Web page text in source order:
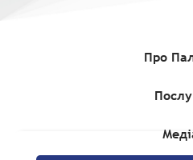
Про
Комерційні пропозиції